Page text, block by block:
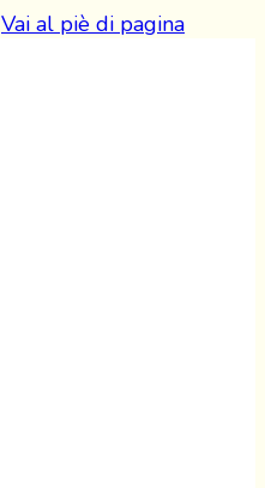
Vai al piè di pagina